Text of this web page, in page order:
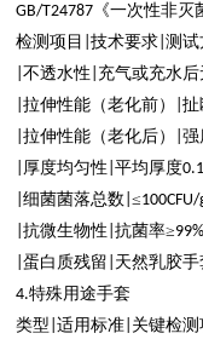
GB/T24787 《一次性非灭
检测项目 技术要求 测试
不透水性 充气或充水
拉伸性能（老化前） 扯
拉伸性能（老化后） 强
厚度均匀性 平均厚度
细菌菌落总数 ≤100CFU/
抗微生物性 抗菌率≥99%|
蛋白质残留 天然乳胶
4.特殊用途手套
类型 适用标准 关键检测